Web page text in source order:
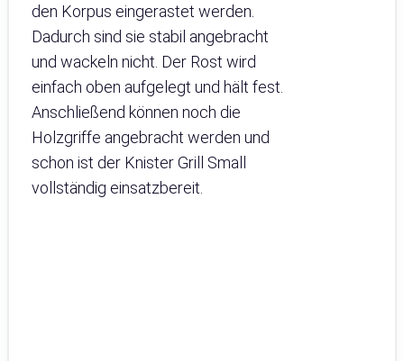
den Korpus eingerastet werden.
Dadurch sind sie stabil angebracht
und wackeln nicht. Der Rost wird
einfach oben aufgelegt und hält fest.
Anschließend können noch die
Holzgriffe angebracht werden und
schon ist der Knister Grill Small
vollständig einsatzbereit.